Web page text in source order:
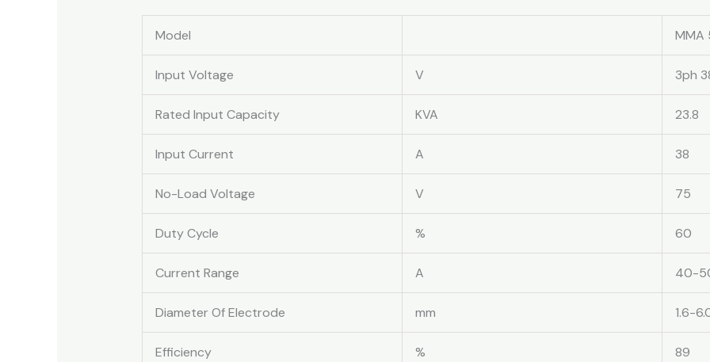
Model MMA
Input Voltage V 3ph
Rated Input Capacity KVA 23.8
Input Current A 38
No-Load Voltage V 75
Duty Cycle % 60
Current Range A 40-
Diameter Of Electrode mm 1.6-
Efficiency % 89